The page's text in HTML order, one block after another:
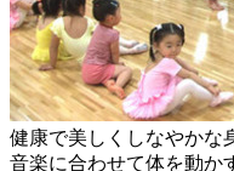
健康で美しくしなやかな
音楽に合わせて体を動か